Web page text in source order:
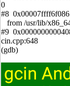
0
#8
from /usr/lib/
#9
cin.cpp:648
(gdb)